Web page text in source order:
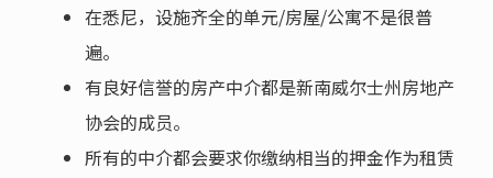
在悉尼，设施齐全的单元/房屋/公寓不是很普
遍。
有良好信誉的房产中介都是新南威尔士州房地产
协会的成员。
所有的中介都会要求你缴纳相当的押金作为租赁